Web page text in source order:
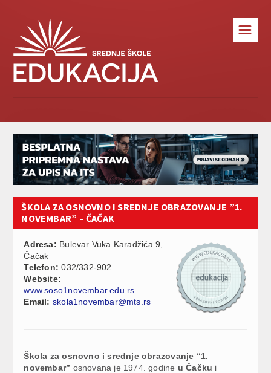
☰
ŠKOLA ZA OSNOVNO I SREDNJE OBRAZOVANJE ”1.
NOVEMBAR” – ČAČAK
Adresa: Bulevar Vuka Karadžića 9,
Čačak
Telefon: 032/332-902
Website:
www.soso1novembar.edu.rs
Email: skola1novembar@mts.rs
Škola za osnovno i srednje obrazovanje “1.
novembar” osnovana je 1974. godine u Čačku i